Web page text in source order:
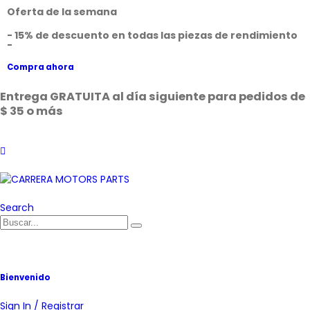
Oferta de la semana
- 15% de descuento en todas las piezas de rendimiento
-
Compra ahora
Entrega GRATUITA al día siguiente para pedidos de
$ 35 o más
Search
Bienvenido
Sign In / Registrar